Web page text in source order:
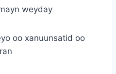
weyday
oo xanuunsatid oo